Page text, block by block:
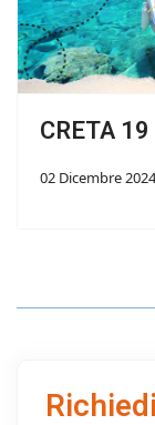
CRETA
02 Dicembre 2024